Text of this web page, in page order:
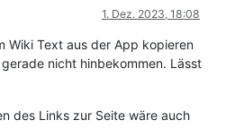
1. Dez. 2023, 18:08
Wiki Text aus der App kopieren
nicht hinbekommen. Lässt
des Links zur Seite wäre auch